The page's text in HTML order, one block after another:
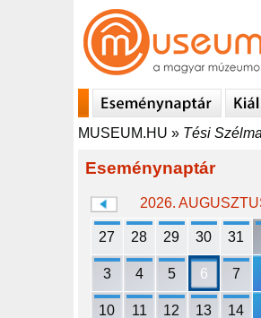
MUSEUM.HU » Tési
Eseménynaptár
2026.
27 28 29 30 31
3 4 5 6 7
10 11 12 13 14